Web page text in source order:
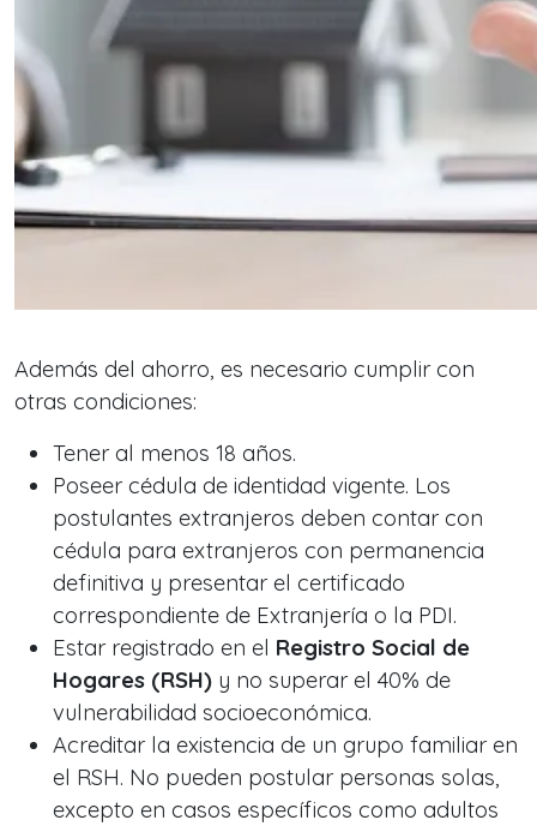
Además del ahorro, es necesario cumplir con
otras condiciones:
Tener al menos 18 años.
Poseer cédula de identidad vigente. Los
postulantes extranjeros deben contar con
cédula para extranjeros con permanencia
definitiva y presentar el certificado
correspondiente de Extranjería o la PDI.
Estar registrado en el Registro Social de
Hogares (RSH) y no superar el 40% de
vulnerabilidad socioeconómica.
Acreditar la existencia de un grupo familiar en
el RSH. No pueden postular personas solas,
excepto en casos específicos como adultos